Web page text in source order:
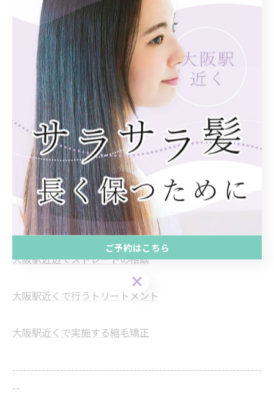
経験豊富なトップスタイリストがあなたのお悩みを解決
します！
なんでもご相談ください！
--------------------------------------------------------------------
Retto:
住所 : 大阪府大阪市北区曾根崎新地１丁目５−２４
K.S北新地ビル3階
電話番号 : 06-6225-7899
大阪駅近くでカラーを体験
大阪駅近辺でストレートの相談
大阪駅近くで行うトリートメント
大阪駅近くで実施する縮毛矯正
--------------------------------------------------------------------
--
ご予約はこちら